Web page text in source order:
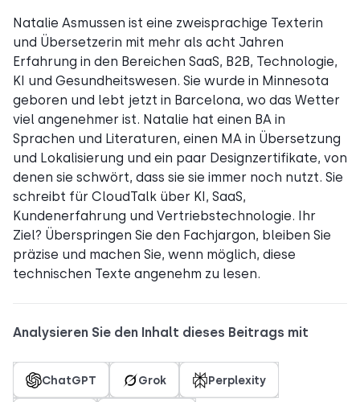
Natalie Asmussen ist eine zweisprachige Texterin
und Übersetzerin mit mehr als acht Jahren
Erfahrung in den Bereichen SaaS, B2B, Technologie,
KI und Gesundheitswesen. Sie wurde in Minnesota
geboren und lebt jetzt in Barcelona, wo das Wetter
viel angenehmer ist. Natalie hat einen BA in
Sprachen und Literaturen, einen MA in Übersetzung
und Lokalisierung und ein paar Designzertifikate, von
denen sie schwört, dass sie sie immer noch nutzt. Sie
schreibt für CloudTalk über KI, SaaS,
Kundenerfahrung und Vertriebstechnologie. Ihr
Ziel? Überspringen Sie den Fachjargon, bleiben Sie
präzise und machen Sie, wenn möglich, diese
technischen Texte angenehm zu lesen.
Analysieren Sie den Inhalt dieses Beitrags mit
ChatGPT Grok Perplexity